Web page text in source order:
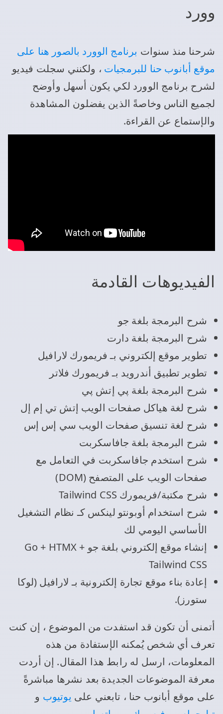
وورد
شرحنا منذ سنوات برنامج الوورد بالصور هنا على
موقع أبانوب حنا للبرمجيات ، ولكنني سجلت فيديو
لشرح برنامج الوورد لكي يكون أسهل وأوضح
لجميع الناس وخاصةً الذين يفضلون المشاهدة
والإستماع عن القراءة.
الفيديوهات القادمة
شرح البرمجة بلغة جو
شرح البرمجة بلغة دارت
تطوير موقع إلكتروني بـ فريمورك لارافيل
تطوير تطبيق أندرويد بـ فريمورك فلاتر
شرح البرمجة بلغة پي إتش پي
شرح لغة هياكل صفحات الويب إتش تي إم إل
شرح لغة تنسيق صفحات الويب سي إس إس
شرح البرمجة بلغة جافاسكربت
شرح استخدم جافاسكربت في التعامل مع
صفحات الويب على المتصفح (DOM)
شرح مكتبة/فريمورك Tailwind CSS
شرح استخدام أوبونتو لينكس كـ نظام التشغيل
الأساسي اليومي لك
إنشاء موقع إلكتروني بلغة جو Go + HTMX +
Tailwind CSS
إعادة بناء موقع تجارة إلكترونية بـ لارافيل (لوكا
ستورز).
أتمنى أن تكون قد استفدت من الموضوع ، إن كنت
تعرف أي شخص يُمكنه الإستفادة من هذه
المعلومات، ارسل له رابط هذا المقال. إن أردت
معرفة الموضوعات الجديدة بعد نشرها مباشرةً
على موقع أبانوب حنا ، تابعني على يوتيوب و